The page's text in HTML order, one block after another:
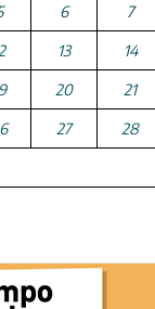
6 7
13 14
20 21
27 28